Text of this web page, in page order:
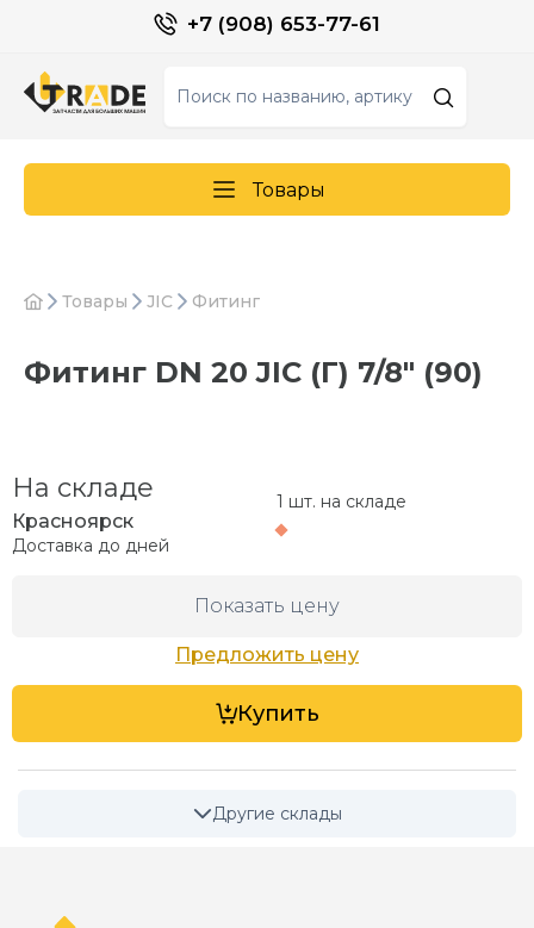
+7 (908) 653-77-61
Товары
Товары JIC Фитинг
Фитинг DN 20 JIC (Г) 7/8" (90)
На складе
Красноярск
Доставка до дней
1 шт. на складе
Показать цену
Предложить цену
Купить
Другие склады